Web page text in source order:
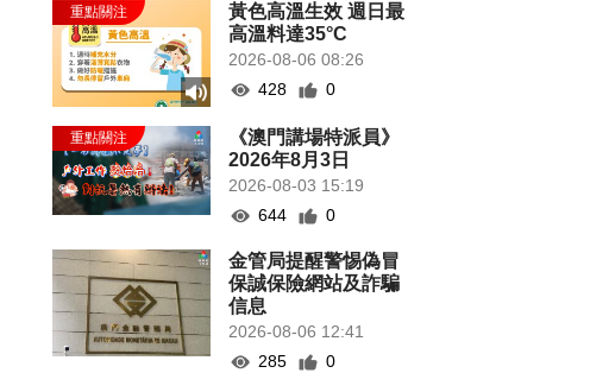
黃色高溫生效 週日最
高溫料達35°C
2026-08-06 08:26
428
0
《澳門講場特派員》
2026年8月3日
2026-08-03 15:19
644
0
金管局提醒警惕偽冒
保誠保險網站及詐騙
信息
2026-08-06 12:41
285
0